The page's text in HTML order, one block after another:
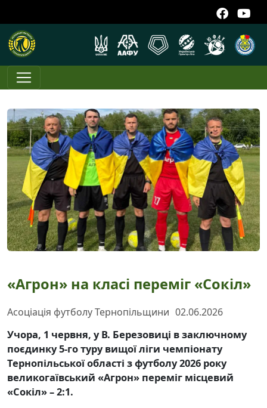
«Агрон» на класі переміг «Сокіл»
Асоціація футболу Тернопільщини 02.06.2026
Учора, 1 червня, у В. Березовиці в заключному
поєдинку 5-го туру вищої ліги чемпіонату
Тернопільської області з футболу 2026 року
великогаївський «Агрон» переміг місцевий
«Сокіл» – 2:1.